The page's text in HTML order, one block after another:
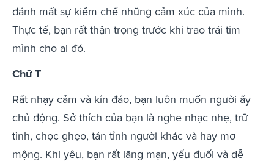
đánh mất sự kiềm chế những cảm xúc của mình.
Thực tế, bạn rất thận trọng trước khi trao trái tim
mình cho ai đó.
Chữ T
Rất nhạy cảm và kín đáo, bạn luôn muốn người ấy
chủ động. Sở thích của bạn là nghe nhạc nhẹ, trữ
tình, chọc ghẹo, tán tỉnh người khác và hay mơ
mộng. Khi yêu, bạn rất lãng mạn, yếu đuối và dễ